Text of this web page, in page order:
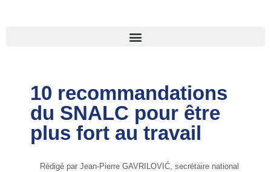
10 recommandations
du SNALC pour être
plus fort au travail
Rédigé par Jean-Pierre GAVRILOVIĆ, secrétaire national